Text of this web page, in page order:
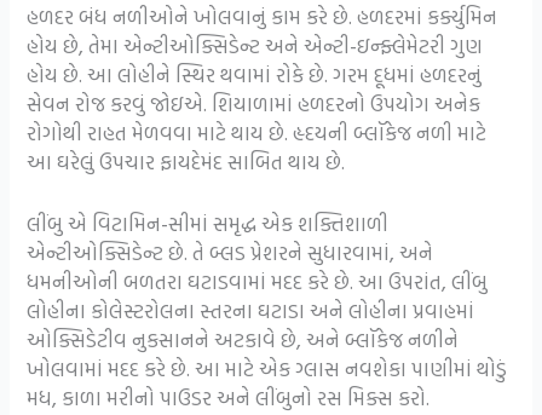
હળદર બંધ નળીઓને ખોલવાનું કામ કરે છે. હળદરમાં કર્ક્યુમિન
હોય છે, તેમા એન્ટીઓક્સિડેન્ટ અને એન્ટી-ઇન્ફ્લેમેટરી ગુણ
હોય છે. આ લોહીને સ્થિર થવામાં રોકે છે. ગરમ દૂધમાં હળદરનું
સેવન રોજ કરવું જોઇએ. શિયાળામાં હળદરનો ઉપયોગ અનેક
રોગોથી રાહત મેળવવા માટે થાય છે. હૃદયની બ્લૉકેજ નળી માટે
આ ઘરેલું ઉપચાર ફાયદેમંદ સાબિત થાય છે.
લીંબુ એ વિટામિન-સીમાં સમૃદ્ધ એક શક્તિશાળી
એન્ટીઓક્સિડેન્ટ છે. તે બ્લડ પ્રેશરને સુધારવામાં, અને
ધમનીઓની બળતરા ઘટાડવામાં મદદ કરે છે. આ ઉપરાંત, લીંબુ
લોહીના કોલેસ્ટરોલના સ્તરના ઘટાડા અને લોહીના પ્રવાહમાં
ઓક્સિડેટીવ નુકસાનને અટકાવે છે, અને બ્લૉકેજ નળીને
ખોલવામાં મદદ કરે છે. આ માટે એક ગ્લાસ નવશેકા પાણીમાં થોડું
મધ, કાળા મરીનો પાઉડર અને લીંબુનો રસ મિક્સ કરો.